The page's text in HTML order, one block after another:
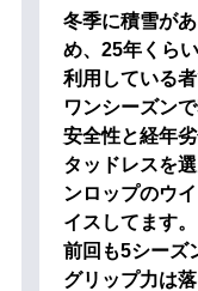
冬季に積雪が
め、25年くら
利用している者
ワンシーズン
安全性と経年
タッドレスを
ンロップのウ
イスしてます。
前回も5シーズ
グリップ力は